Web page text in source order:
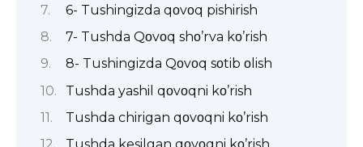
6- Tushingizda qοvοq pishirish
7- Tushda Qοvοq shο’rva kο’rish
8- Tushingizda Qοvοq sοtib οlish
Tushda yashil qοvοqni kο’rish
Tushda chirigan qοvοqni kο’rish